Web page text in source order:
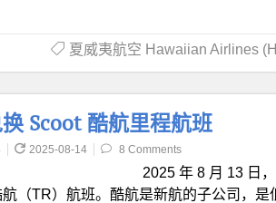
夏威夷航空 Hawaiian Airlines
Scoot 酷航里程航班
2025-08-14 8 Comments
2025 年 8 月 13 日
（TR）航班。酷航是新航的子公司，